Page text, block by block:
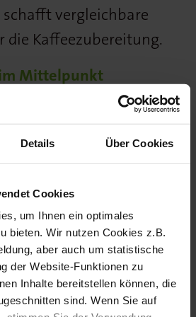
Details Über Cookies
Cookies
um Ihnen ein optimales
bieten. Wir nutzen Cookies z.B.
aber auch um statistische
der Website-Funktionen zu
Inhalte bereitstellen können, die
sind. Wenn Sie auf
vergleichbare
die Kaffeezubereitung.
Mittelpunkt
BRITA die Bedeutung
und Extraktion
in den
können die
auf Kaffee und andere
Programm durch tägliche